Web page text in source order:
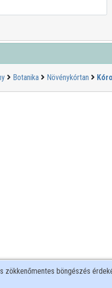
Botanika Növénykórtan
zökkenőmentes böngészés